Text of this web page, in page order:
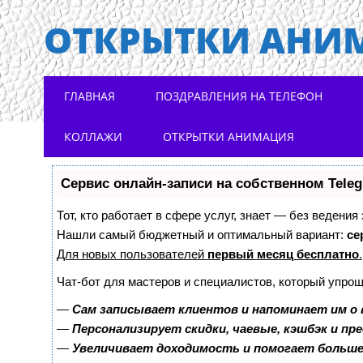
ОТКРЫТКИ
Main menu
Skip to content
ГЛАВНАЯ ПОЗДРАВЛЕНИЯ НА ТЕЛЕФОН
КОЛЛАЖИ ОТКРЫТКИ АНИМАЦИЯ
Сервис онлайн-записи на собственном
Тот, кто работает в сфере услуг, знает — без
Нашли самый бюджетный и оптимальный вариант:
Для новых пользователей первый месяц бесплатно.
Чат-бот для мастеров и специалистов, который
— Сам записывает клиентов и напоминает им о
— Персонализирует скидки, чаевые, кэшбэк и
— Увеличивает доходимость и помогает